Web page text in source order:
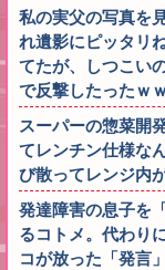
私の実父の写真を
れ遺影にピッタリ
てたが、しつこい
で反撃したったｗ
スーパーの惣菜開
てレンチン仕様な
び散ってレンジ内
発達障害の息子を
るコトメ。代わり
コが放った「発言